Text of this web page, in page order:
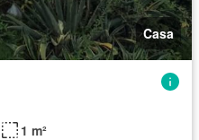
Casa
1 m²